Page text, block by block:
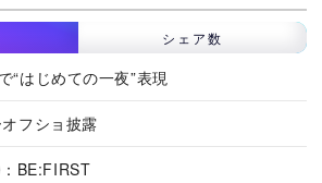
シェア数
“はじめての一夜”表現
フショ披露
BE:FIRST